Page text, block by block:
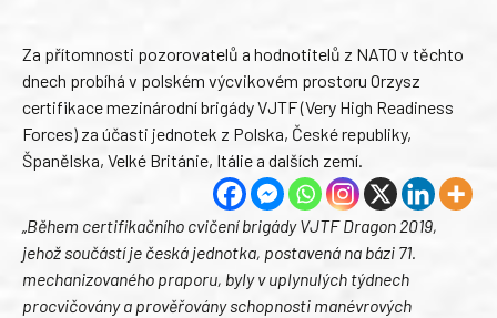
Za přítomnosti pozorovatelů a hodnotitelů z NATO v těchto
dnech probíhá v polském výcvikovém prostoru Orzysz
certifikace mezinárodní brigády VJTF (Very High Readiness
Forces) za účasti jednotek z Polska, České republiky,
Španělska, Velké Británie, Itálie a dalších zemí.
„Během certifikačního cvičení brigády VJTF Dragon 2019,
jehož součástí je česká jednotka, postavená na bázi 71.
mechanizovaného praporu, byly v uplynulých týdnech
procvičovány a prověřovány schopnosti manévrových